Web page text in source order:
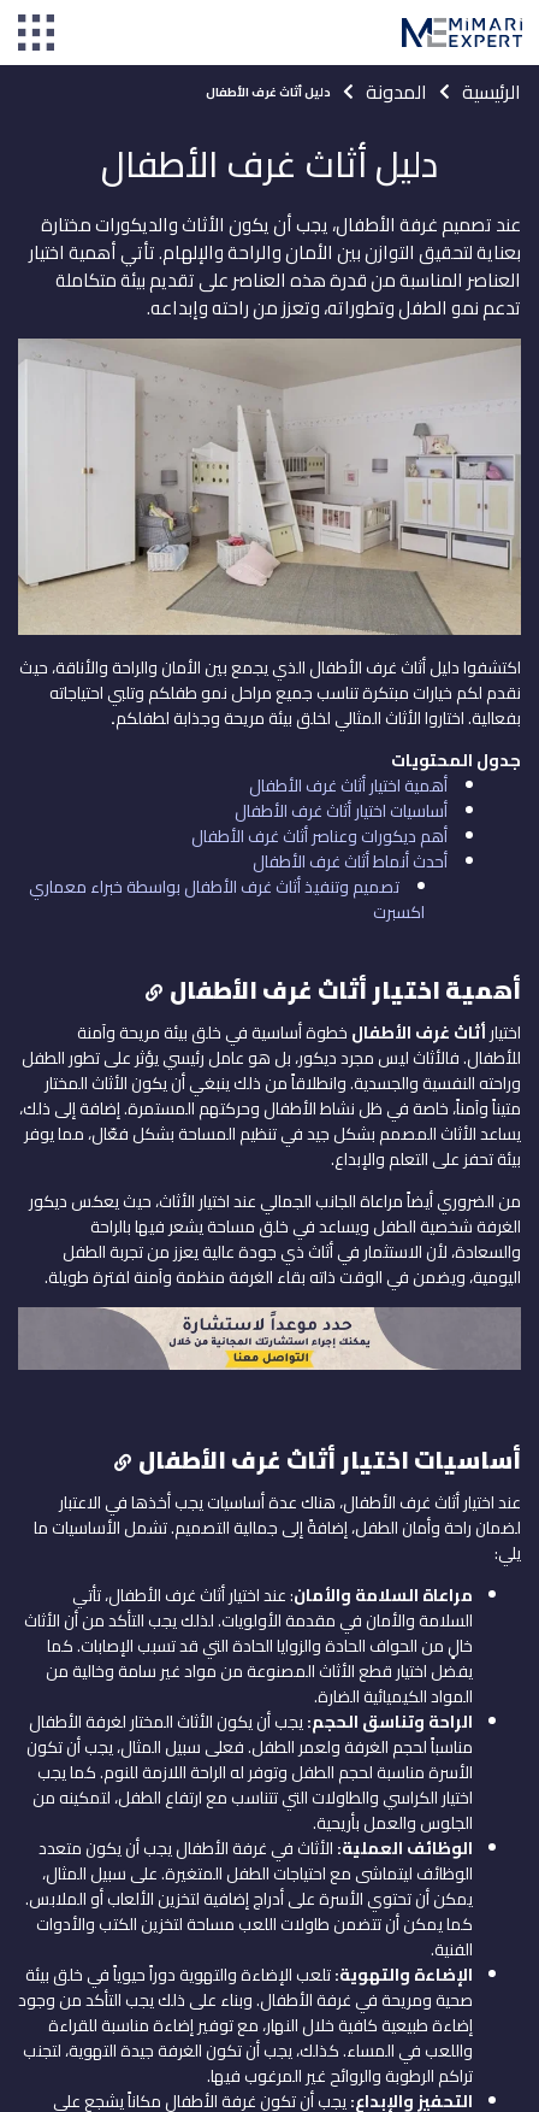
الرئيسية المدونة دليل أثاث غرف الأطفال
دليل أثاث غرف الأطفال
عند تصميم غرفة الأطفال، يجب أن يكون الأثاث والديكورات مختارة
بعناية لتحقيق التوازن بين الأمان والراحة والإلهام. تأتي أهمية اختيار
العناصر المناسبة من قدرة هذه العناصر على تقديم بيئة متكاملة
تدعم نمو الطفل وتطوراته، وتعزز من راحته وإبداعه.
اكتشفوا دليل أثاث غرف الأطفال الذي يجمع بين الأمان والراحة والأناقة، حيث
نقدم لكم خيارات مبتكرة تناسب جميع مراحل نمو طفلكم وتلبي احتياجاته
بفعالية. اختاروا الأثاث المثالي لخلق بيئة مريحة وجذابة لطفلكم.
جدول المحتويات
أهمية اختيار أثاث غرف الأطفال
أساسيات اختيار أثاث غرف الأطفال
أهم ديكورات وعناصر أثاث غرف الأطفال
أحدث أنماط أثاث غرف الأطفال
تصميم وتنفيذ أثاث غرف الأطفال بواسطة خبراء معماري
اكسبرت
أهمية اختيار أثاث غرف الأطفال
اختيارأثاث غرف الأطفالخطوة أساسية في خلق بيئة مريحة وآمنة
للأطفال. فالأثاث ليس مجرد ديكور، بل هو عامل رئيسي يؤثر على تطور الطفل
وراحته النفسية والجسدية. وانطلاقاً من ذلك ينبغي أن يكون الأثاث المختار
متيناً وآمناً، خاصة في ظل نشاط الأطفال وحركتهم المستمرة. إضافة إلى ذلك،
يساعد الأثاث المصمم بشكل جيد في تنظيم المساحة بشكل فعّال، مما يوفر
بيئة تحفز على التعلم والإبداع.
من الضروري أيضاً مراعاة الجانب الجمالي عند اختيار الأثاث، حيث يعكس ديكور
الغرفة شخصية الطفل ويساعد في خلق مساحة يشعر فيها بالراحة
والسعادة، لأن الاستثمار في أثاث ذي جودة عالية يعزز من تجربة الطفل
اليومية، ويضمن في الوقت ذاته بقاء الغرفة منظمة وآمنة لفترة طويلة.
أساسيات اختيار أثاث غرف الأطفال
عند اختيار أثاث غرف الأطفال، هناك عدة أساسيات يجب أخذها في الاعتبار
لضمان راحة وأمان الطفل، إضافةً إلى جمالية التصميم. تشمل الأساسيات ما
يلي:
مراعاة السلامة والأمان: عند اختيار أثاث غرف الأطفال، تأتي
السلامة والأمان في مقدمة الأولويات. لذلك يجب التأكد من أن الأثاث
خالٍ من الحواف الحادة والزوايا الحادة التي قد تسبب الإصابات. كما
يفضل اختيار قطع الأثاث المصنوعة من مواد غير سامة وخالية من
المواد الكيميائية الضارة.
الراحة وتناسق الحجم:يجب أن يكون الأثاث المختار لغرفة الأطفال
مناسباً لحجم الغرفة ولعمر الطفل. فعلى سبيل المثال، يجب أن تكون
الأسرة مناسبة لحجم الطفل وتوفر له الراحة اللازمة للنوم. كما يجب
اختيار الكراسي والطاولات التي تتناسب مع ارتفاع الطفل، لتمكينه من
الجلوس والعمل بأريحية.
الوظائف العملية:الأثاث في غرفة الأطفال يجب أن يكون متعدد
الوظائف ليتماشى مع احتياجات الطفل المتغيرة. على سبيل المثال،
يمكن أن تحتوي الأسرة على أدراج إضافية لتخزين الألعاب أو الملابس.
كما يمكن أن تتضمن طاولات اللعب مساحة لتخزين الكتب والأدوات
الفنية.
الإضاءة والتهوية:تلعب الإضاءة والتهوية دوراً حيوياً في خلق بيئة
صحية ومريحة في غرفة الأطفال. وبناء على ذلك يجب التأكد من وجود
إضاءة طبيعية كافية خلال النهار، مع توفير إضاءة مناسبة للقراءة
واللعب في المساء. كذلك، يجب أن تكون الغرفة جيدة التهوية، لتجنب
تراكم الرطوبة والروائح غير المرغوب فيها.
التحفيز والإبداع:يجب أن تكون غرفة الأطفال مكاناً يشجع على